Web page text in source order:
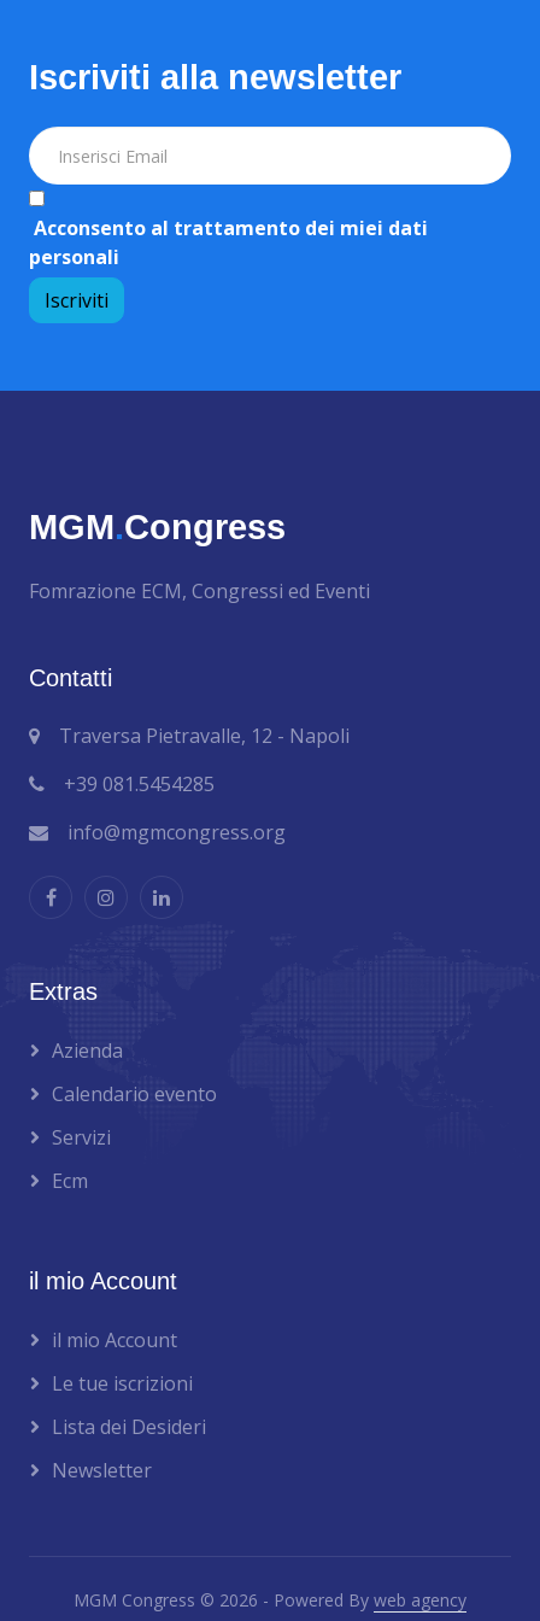
Iscriviti alla newsletter
Acconsento al trattamento dei miei dati
personali
MGM.Congress
Fomrazione ECM, Congressi ed Eventi
Contatti
Traversa Pietravalle, 12 - Napoli
+39 081.5454285
info@mgmcongress.org
Extras
Azienda
Calendario evento
Servizi
Ecm
il mio Account
il mio Account
Le tue iscrizioni
Lista dei Desideri
Newsletter
MGM Congress © 2026 - Powered By web agency